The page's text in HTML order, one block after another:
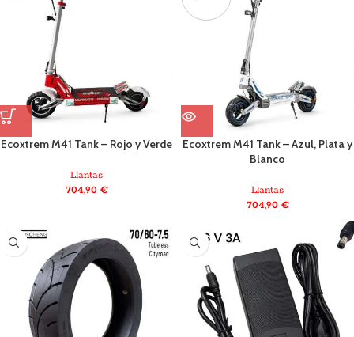
Ecoxtrem M41 Tank – Rojo y Verde
Llantas
704,90 €
Ecoxtrem M41 Tank – Azul, Plata y
Blanco
Llantas
704,90 €